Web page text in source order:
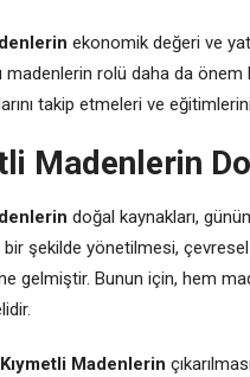
ekonomik değeri ve
rolü daha da önem
takip etmeleri ve
Madenlerin
doğal kaynakları,
şekilde yönetilmesi, çevresel
gelmiştir. Bunun için, hem
Kıymetli Madenlerin